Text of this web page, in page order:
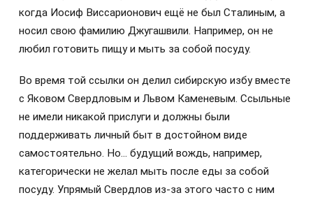
когда Иосиф Виссарионович ещё не был Сталиным, а
носил свою фамилию Джугашвили. Например, он не
любил готовить пищу и мыть за собой посуду.
Во время той ссылки он делил сибирскую избу вместе
с Яковом Свердловым и Львом Каменевым. Ссыльные
не имели никакой прислуги и должны были
поддерживать личный быт в достойном виде
самостоятельно. Но… будущий вождь, например,
категорически не желал мыть после еды за собой
посуду. Упрямый Свердлов из-за этого часто с ним